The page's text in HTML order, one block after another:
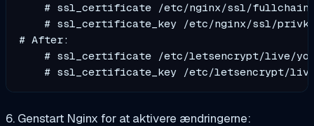
# ssl_certificate /etc/nginx/ssl/
# ssl_certificate_key /etc/nginx/ssl/
# After:
# ssl_certificate /etc/letsencrypt/live/
6. Genstart Nginx for at aktivere ændringerne: